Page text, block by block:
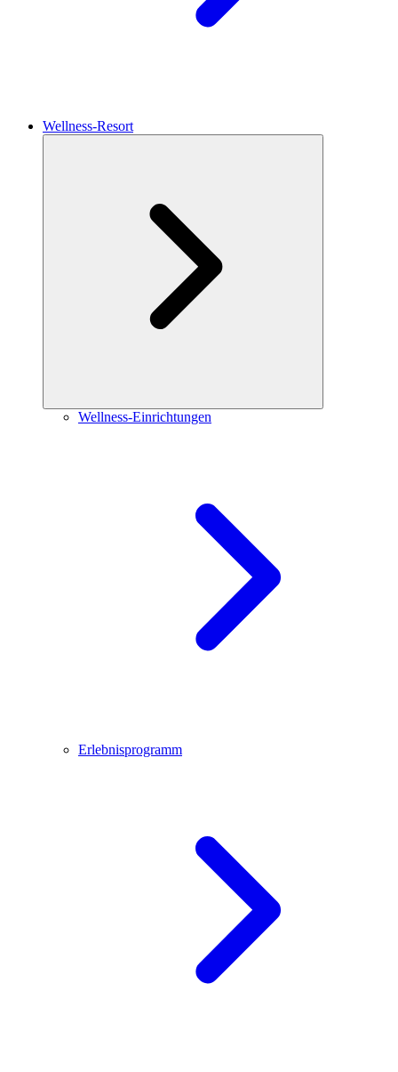
Wellness-Resort
Wellness-Einrichtungen
Erlebnisprogramm